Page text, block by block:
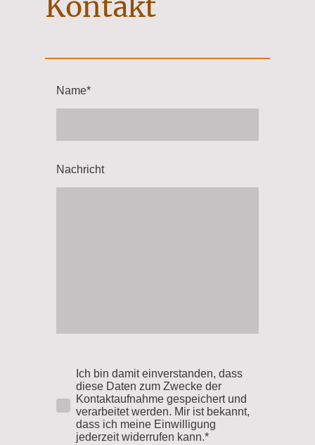
Kontakt
Name*
Nachricht
Ich bin damit einverstanden, dass
diese Daten zum Zwecke der
Kontaktaufnahme gespeichert und
verarbeitet werden. Mir ist bekannt,
dass ich meine Einwilligung
jederzeit widerrufen kann.*